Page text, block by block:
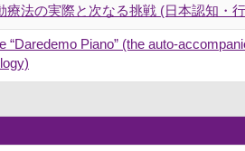
療法の実際と次なる挑戦 (日本認知・
“Daredemo Piano” (the auto-